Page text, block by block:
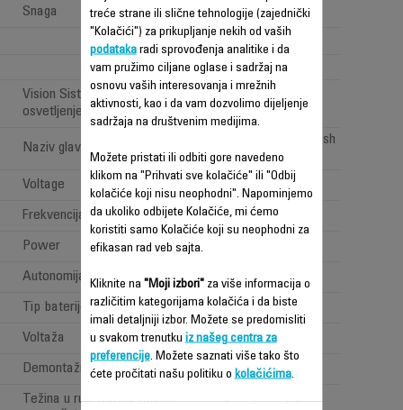
Snaga 480 W
1
Vision Sistem: 'LED
osvetljenje'
Naziv glave za usisavanje
All types of floor brush
Voltage 100-240 V
Frekvencija 50-60 Hz
Power
Autonomija Jako dugo (>=1h)
Tip baterije Lithium ion
Voltaža 32.4V
Demontažna baterija
Težina u ruci (težina ručnog
treće strane ili slične tehnologije (zajednički
"Kolačići") za prikupljanje nekih od vaših
podatakaradi sprovođenja analitike i da
vam pružimo ciljane oglase i sadržaj na
osnovu vaših interesovanja i mrežnih
aktivnosti, kao i da vam dozvolimo dijeljenje
sadržaja na društvenim medijima.
Možete pristati ili odbiti gore navedeno
klikom na "Prihvati sve kolačiće" ili "Odbij
kolačiće koji nisu neophodni". Napominjemo
da ukoliko odbijete Kolačiće, mi ćemo
koristiti samo Kolačiće koji su neophodni za
efikasan rad veb sajta.
Kliknite na "Moji izbori"za više informacija o
različitim kategorijama kolačića i da biste
imali detaljniji izbor. Možete se predomisliti
u svakom trenutku iz našeg centra za
preferencije. Možete saznati više tako što
ćete pročitati našu politiku o kolačićima.